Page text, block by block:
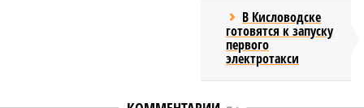
В Кисловодске
готовятся к запуску
первого
электротакси